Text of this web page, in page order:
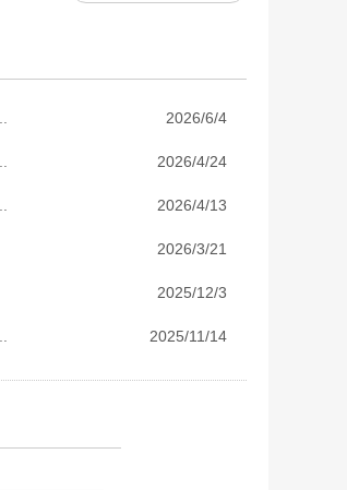
2026/6/4
2026/4/24
2026/4/13
2026/3/21
2025/12/3
2025/11/14